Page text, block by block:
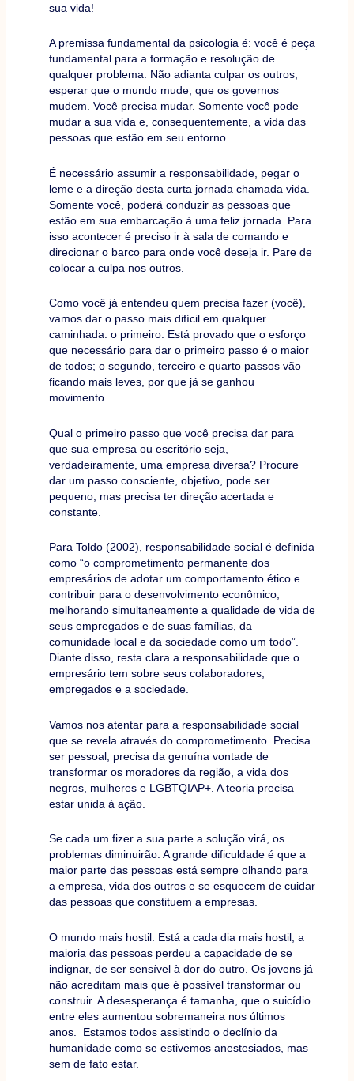
sua vida!
A premissa fundamental da psicologia é: você é peça
fundamental para a formação e resolução de
qualquer problema. Não adianta culpar os outros,
esperar que o mundo mude, que os governos
mudem. Você precisa mudar. Somente você pode
mudar a sua vida e, consequentemente, a vida das
pessoas que estão em seu entorno.
É necessário assumir a responsabilidade, pegar o
leme e a direção desta curta jornada chamada vida.
Somente você, poderá conduzir as pessoas que
estão em sua embarcação à uma feliz jornada. Para
isso acontecer é preciso ir à sala de comando e
direcionar o barco para onde você deseja ir. Pare de
colocar a culpa nos outros.
Como você já entendeu quem precisa fazer (você),
vamos dar o passo mais difícil em qualquer
caminhada: o primeiro. Está provado que o esforço
que necessário para dar o primeiro passo é o maior
de todos; o segundo, terceiro e quarto passos vão
ficando mais leves, por que já se ganhou
movimento.
Qual o primeiro passo que você precisa dar para
que sua empresa ou escritório seja,
verdadeiramente, uma empresa diversa? Procure
dar um passo consciente, objetivo, pode ser
pequeno, mas precisa ter direção acertada e
constante.
Para Toldo (2002), responsabilidade social é definida
como “o comprometimento permanente dos
empresários de adotar um comportamento ético e
contribuir para o desenvolvimento econômico,
melhorando simultaneamente a qualidade de vida de
seus empregados e de suas famílias, da
comunidade local e da sociedade como um todo”.
Diante disso, resta clara a responsabilidade que o
empresário tem sobre seus colaboradores,
empregados e a sociedade.
Vamos nos atentar para a responsabilidade social
que se revela através do comprometimento. Precisa
ser pessoal, precisa da genuína vontade de
transformar os moradores da região, a vida dos
negros, mulheres e LGBTQIAP+. A teoria precisa
estar unida à ação.
Se cada um fizer a sua parte a solução virá, os
problemas diminuirão. A grande dificuldade é que a
maior parte das pessoas está sempre olhando para
a empresa, vida dos outros e se esquecem de cuidar
das pessoas que constituem a empresas.
O mundo mais hostil. Está a cada dia mais hostil, a
maioria das pessoas perdeu a capacidade de se
indignar, de ser sensível à dor do outro. Os jovens já
não acreditam mais que é possível transformar ou
construir. A desesperança é tamanha, que o suicídio
entre eles aumentou sobremaneira nos últimos
anos. Estamos todos assistindo o declínio da
humanidade como se estivemos anestesiados, mas
sem de fato estar.